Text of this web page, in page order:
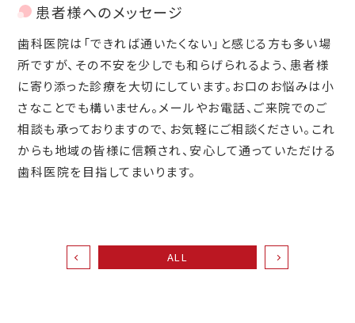
患者様へのメッセージ
歯科医院は「できれば通いたくない」と感じる方も多い場
所ですが、その不安を少しでも和らげられるよう、患者様
に寄り添った診療を大切にしています。お口のお悩みは小
さなことでも構いません。メールやお電話、ご来院でのご
相談も承っておりますので、お気軽にご相談ください。これ
からも地域の皆様に信頼され、安心して通っていただける
歯科医院を目指してまいります。
ALL